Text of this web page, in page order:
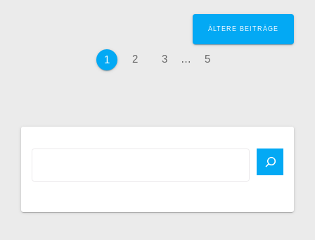
Navigation
Seite
1 Seite
2 Seite
3 … Seite
5
ÄLTERE BEITRÄGE